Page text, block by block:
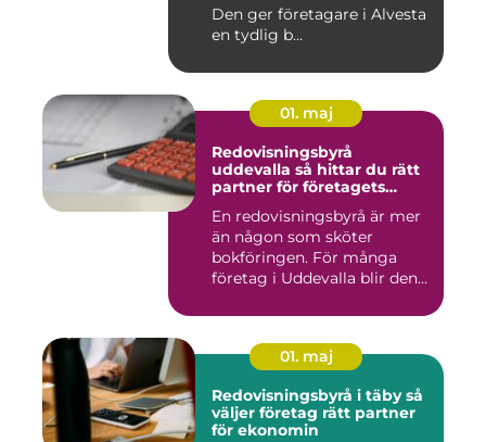
Den ger företagare i Alvesta
en tydlig b...
01. maj
Redovisningsbyrå
uddevalla så hittar du rätt
partner för företagets
En redovisningsbyrå är mer
än någon som sköter
bokföringen. För många
företag i Uddevalla blir den
01. maj
Redovisningsbyrå i täby så
väljer företag rätt partner
för ekonomin